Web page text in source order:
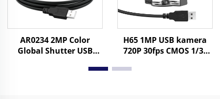
AR0234 2MP Color
Global Shutter USB
120fps UVC Mini Camera
H65 1MP USB kamera
720P 30fps CMOS 1/3"